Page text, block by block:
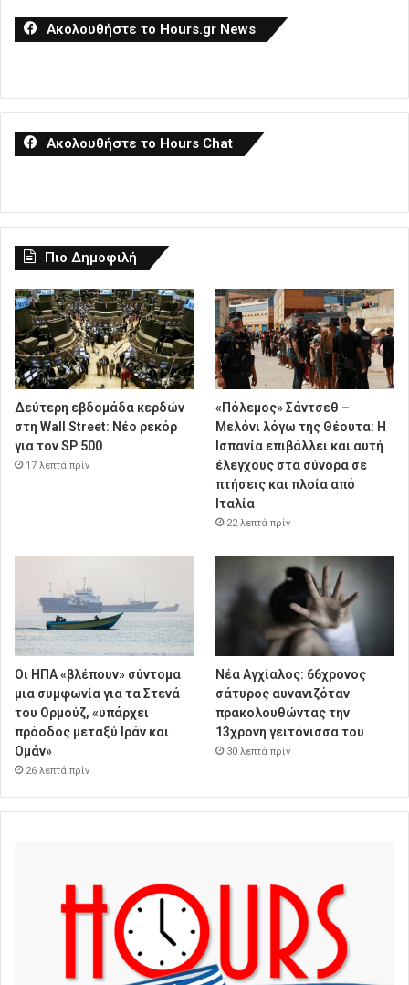
Ακολουθήστε το Hours.gr News
Ακολουθήστε το Hours Chat
Πιο Δημοφιλή
Δεύτερη εβδομάδα κερδών
στη Wall Street: Νέο ρεκόρ
για τον SP 500
17 λεπτά πρίν
«Πόλεμος» Σάντσεθ –
Μελόνι λόγω της Θέουτα: Η
Ισπανία επιβάλλει και αυτή
έλεγχους στα σύνορα σε
πτήσεις και πλοία από
Ιταλία
22 λεπτά πρίν
Οι ΗΠΑ «βλέπουν» σύντομα
μια συμφωνία για τα Στενά
του Ορμούζ, «υπάρχει
πρόοδος μεταξύ Ιράν και
Ομάν»
26 λεπτά πρίν
Νέα Αγχίαλος: 66χρονος
σάτυρος αυνανιζόταν
πρακολουθώντας την
13χρονη γειτόνισσα του
30 λεπτά πρίν